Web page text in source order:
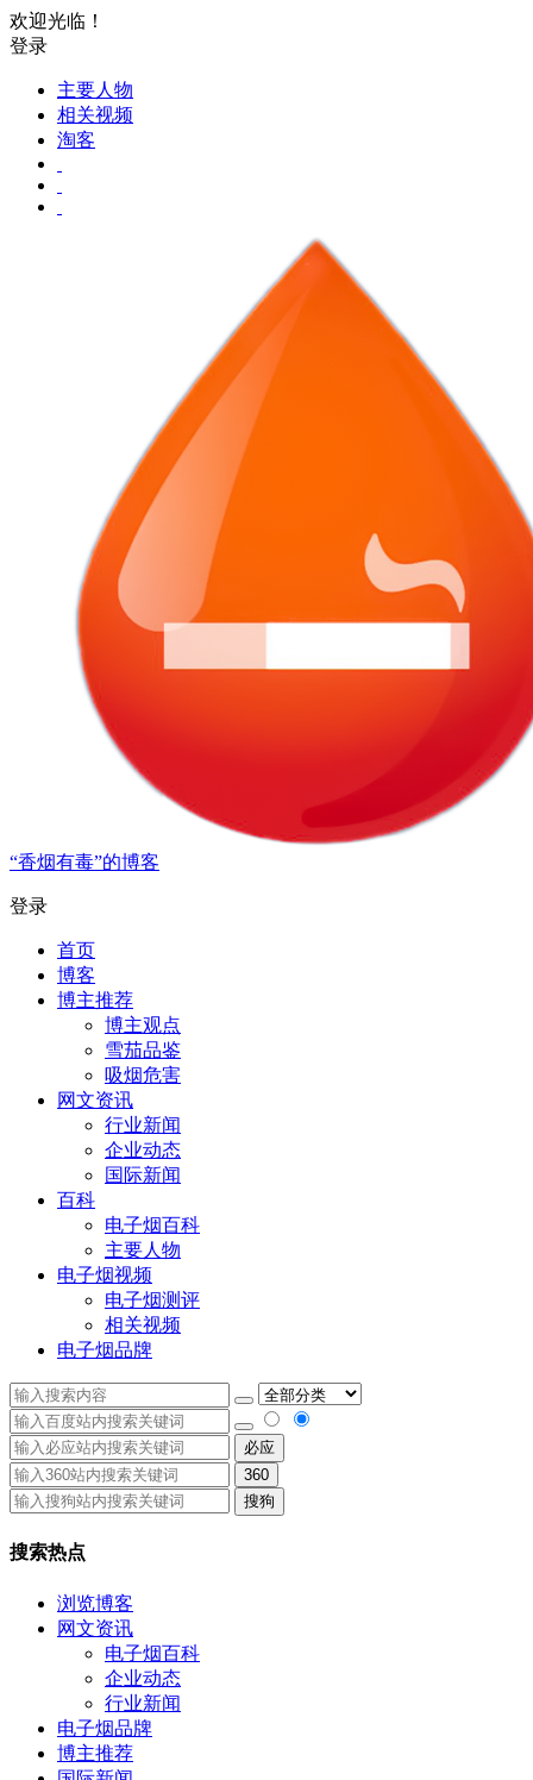
欢迎光临！
登录
主要人物
相关视频
淘客
“香烟有毒”的博客
登录
首页
博客
博主推荐
博主观点
雪茄品鉴
吸烟危害
网文资讯
行业新闻
企业动态
国际新闻
百科
电子烟百科
主要人物
电子烟视频
电子烟测评
相关视频
电子烟品牌
必应
360
搜狗
搜索热点
浏览博客
网文资讯
电子烟百科
企业动态
行业新闻
电子烟品牌
博主推荐